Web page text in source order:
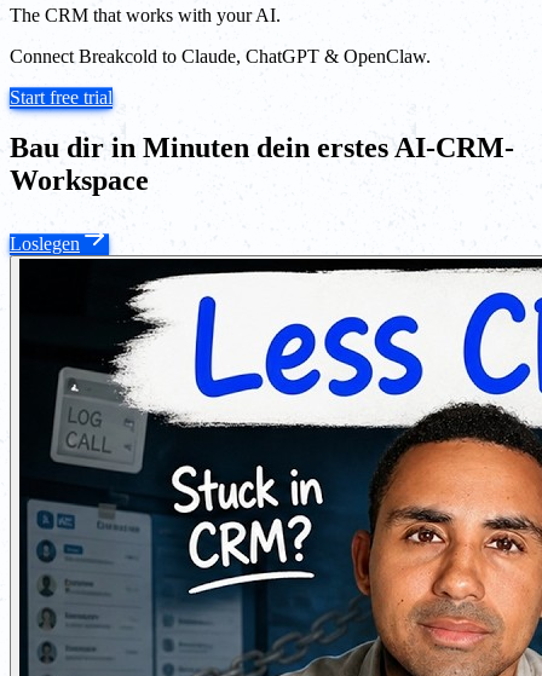
The CRM that works with your AI.
Connect Breakcold to Claude, ChatGPT & OpenClaw.
Start free trial
Bau dir in Minuten dein erstes AI-CRM-
Workspace
Loslegen